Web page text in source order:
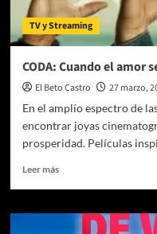
de
mayo
exclusiva
a
Star+
TV y Streaming
CODA: Cuando el amor
El Beto Castro 27 marzo,
En el amplío espectro de
encontrar joyas
prosperidad. Películas
Leer másLeer
CODA: